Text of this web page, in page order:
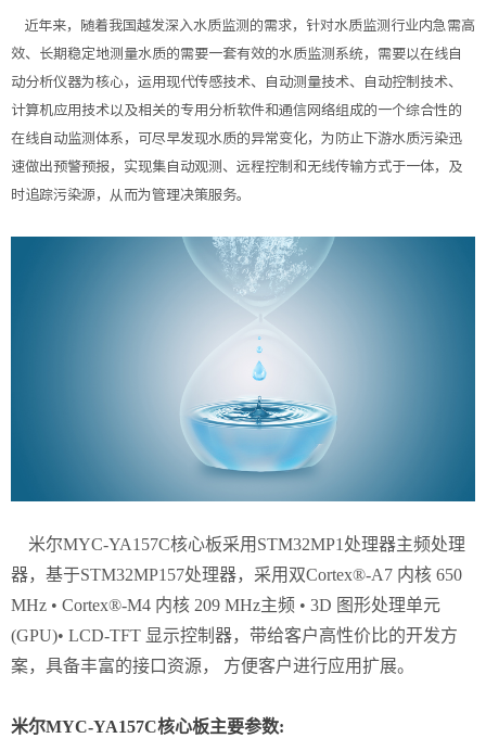
近年来，随着我国越发深入水质监测的需求，针对水质监测行业内急需高
效、长期稳定地测量水质的需要一套有效的水质监测系统，需要以在线自
动分析仪器为核心，运用现代传感技术、自动测量技术、自动控制技术、
计算机应用技术以及相关的专用分析软件和通信网络组成的一个综合性的
在线自动监测体系，可尽早发现水质的异常变化，为防止下游水质污染迅
速做出预警预报，实现集自动观测、远程控制和无线传输方式于一体，及
时追踪污染源，从而为管理决策服务。
米尔MYC-YA157C核心板采用STM32MP1处理器主频处理
器，基于STM32MP157处理器，采用双Cortex®-A7 内核 650
MHz • Cortex®-M4 内核 209 MHz主频 • 3D 图形处理单元
(GPU)• LCD-TFT 显示控制器，带给客户高性价比的开发方
案，具备丰富的接口资源， 方便客户进行应用扩展。
米尔MYC-YA157C核心板主要参数: